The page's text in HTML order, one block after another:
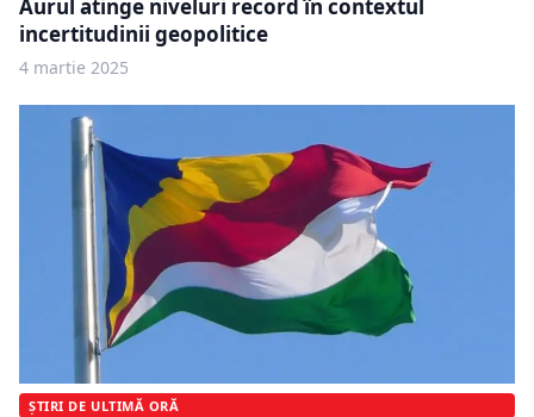
Aurul atinge niveluri record în contextul
incertitudinii geopolitice
4 martie 2025
ȘTIRI DE ULTIMĂ ORĂ